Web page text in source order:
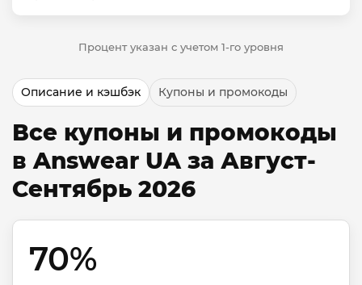
Процент указан с учетом 1-го уровня
Описание и кэшбэк Купоны и промокоды
Все купоны и промокоды
в Answear UA за Август-
Сентябрь 2026
70%